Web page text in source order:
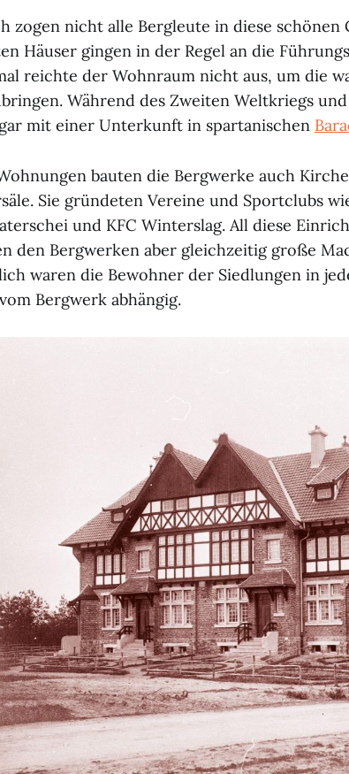
zogen nicht alle Bergleute in diese schönen
Häuser gingen in der Regel an die
reichte der Wohnraum nicht aus, um die
Während des Zweiten Weltkriegs
mit einer Unterkunft in spartanischen
bauten die Bergwerke auch
Sie gründeten Vereine und Sportclubs
und KFC Winterslag. All diese
den Bergwerken aber gleichzeitig große
waren die Bewohner der Siedlungen in
Bergwerk abhängig.